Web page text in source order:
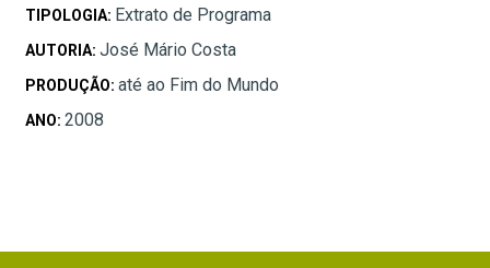
TIPOLOGIA: Extrato de Programa
AUTORIA: José Mário Costa
PRODUÇÃO: até ao Fim do Mundo
ANO: 2008